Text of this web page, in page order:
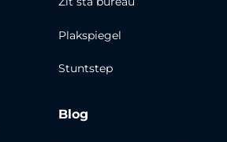
Plakspiegel
Stuntstep
Blog